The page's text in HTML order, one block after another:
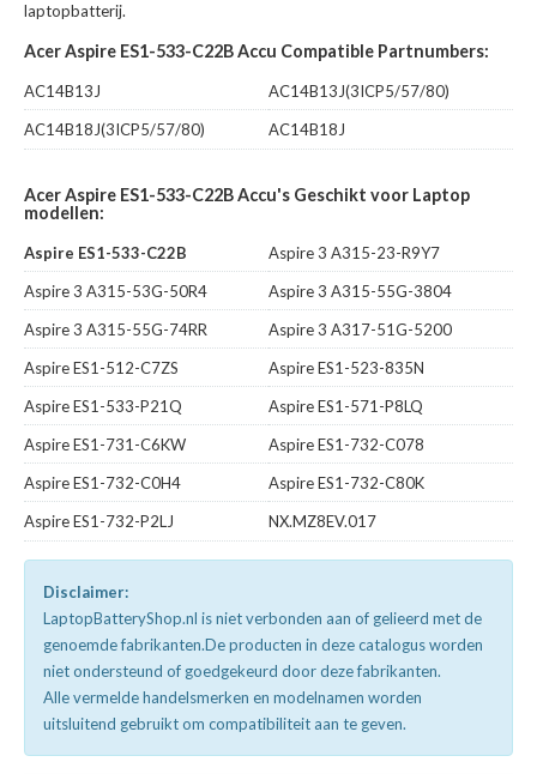
laptopbatterij.
Acer Aspire ES1-533-C22B Accu Compatible Partnumbers:
AC14B13J
AC14B13J(3ICP5/57/80)
AC14B18J(3ICP5/57/80)
AC14B18J
Acer Aspire ES1-533-C22B Accu's Geschikt voor Laptop
modellen:
Aspire ES1-533-C22B
Aspire 3 A315-23-R9Y7
Aspire 3 A315-53G-50R4
Aspire 3 A315-55G-3804
Aspire 3 A315-55G-74RR
Aspire 3 A317-51G-5200
Aspire ES1-512-C7ZS
Aspire ES1-523-835N
Aspire ES1-533-P21Q
Aspire ES1-571-P8LQ
Aspire ES1-731-C6KW
Aspire ES1-732-C078
Aspire ES1-732-C0H4
Aspire ES1-732-C80K
Aspire ES1-732-P2LJ
NX.MZ8EV.017
Disclaimer:
LaptopBatteryShop.nl is niet verbonden aan of gelieerd met de
genoemde fabrikanten.De producten in deze catalogus worden
niet ondersteund of goedgekeurd door deze fabrikanten.
Alle vermelde handelsmerken en modelnamen worden
uitsluitend gebruikt om compatibiliteit aan te geven.